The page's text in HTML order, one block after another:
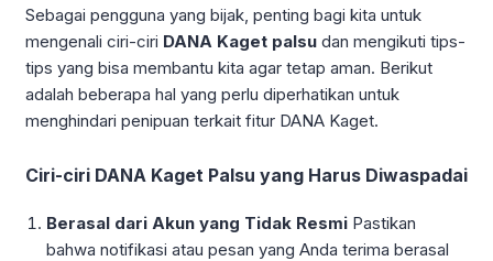
Sebagai pengguna yang bijak, penting bagi kita untuk
mengenali ciri-ciri DANA Kaget palsu dan mengikuti tips-
tips yang bisa membantu kita agar tetap aman. Berikut
adalah beberapa hal yang perlu diperhatikan untuk
menghindari penipuan terkait fitur DANA Kaget.
Ciri-ciri DANA Kaget Palsu yang Harus Diwaspadai
Berasal dari Akun yang Tidak Resmi Pastikan
bahwa notifikasi atau pesan yang Anda terima berasal